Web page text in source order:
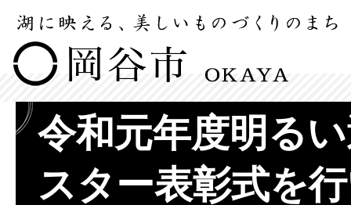
令和元年度明る
スター表彰式を